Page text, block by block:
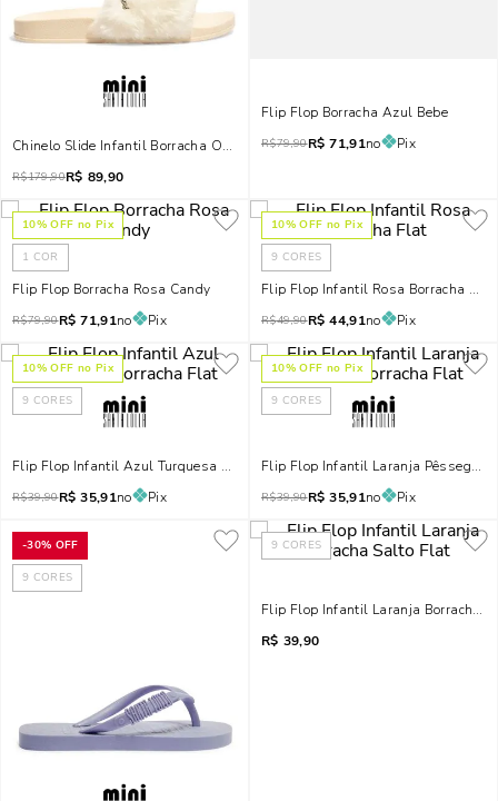
Chinelo Slide Infantil Borracha Off White Pelinho
R$179,90R$ 89,90
Flip Flop Borracha Azul Bebe
R$79,90R$ 71,91no Pix
10% OFF no Pix
1 COR
Flip Flop Borracha Rosa Candy
R$79,90R$ 71,91no Pix
10% OFF no Pix
9 CORES
Flip Flop Infantil Rosa Borracha Flat
R$49,90R$ 44,91no Pix
10% OFF no Pix
9 CORES
Flip Flop Infantil Azul Turquesa Borracha Flat
R$39,90R$ 35,91no Pix
10% OFF no Pix
9 CORES
Flip Flop Infantil Laranja Pêssego
R$39,90R$ 35,91no Pix
-30% OFF
9 CORES
9 CORES
Flip Flop Infantil Laranja Borracha
R$ 39,90